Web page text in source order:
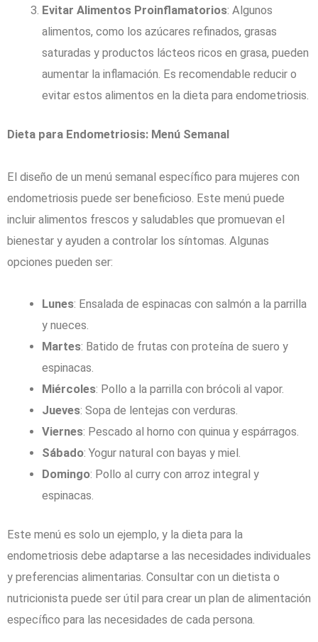
Evitar Alimentos Proinflamatorios: Algunos
alimentos, como los azúcares refinados, grasas
saturadas y productos lácteos ricos en grasa, pueden
aumentar la inflamación. Es recomendable reducir o
evitar estos alimentos en la dieta para endometriosis.
Dieta para Endometriosis: Menú Semanal
El diseño de un menú semanal específico para mujeres con
endometriosis puede ser beneficioso. Este menú puede
incluir alimentos frescos y saludables que promuevan el
bienestar y ayuden a controlar los síntomas. Algunas
opciones pueden ser:
Lunes: Ensalada de espinacas con salmón a la parrilla
y nueces.
Martes: Batido de frutas con proteína de suero y
espinacas.
Miércoles: Pollo a la parrilla con brócoli al vapor.
Jueves: Sopa de lentejas con verduras.
Viernes: Pescado al horno con quinua y espárragos.
Sábado: Yogur natural con bayas y miel.
Domingo: Pollo al curry con arroz integral y
espinacas.
Este menú es solo un ejemplo, y la dieta para la
endometriosis debe adaptarse a las necesidades individuales
y preferencias alimentarias. Consultar con un dietista o
nutricionista puede ser útil para crear un plan de alimentación
específico para las necesidades de cada persona.